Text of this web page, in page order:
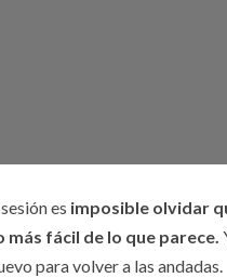
es imposible olvidar
más fácil de lo que parece.
para volver a las andadas.